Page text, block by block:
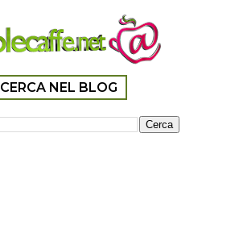
CERCA NEL BLOG